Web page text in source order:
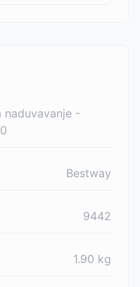
naduvavanje -
Bestway
9442
1.90 kg